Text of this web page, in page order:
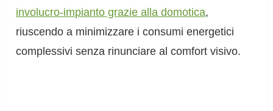
involucro-impianto grazie alla domotica,
riuscendo a minimizzare i consumi energetici
complessivi senza rinunciare al comfort visivo.